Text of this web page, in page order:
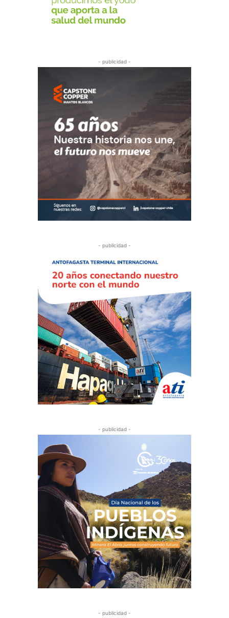
- publicidad -
- publicidad -
- publicidad -
- publicidad -